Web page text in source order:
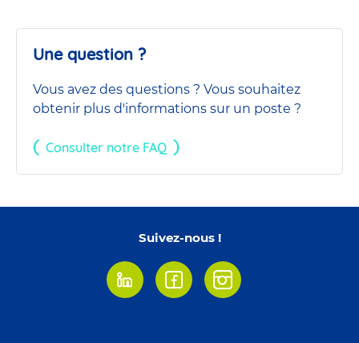
Une question ?
Vous avez des questions ? Vous souhaitez
obtenir plus d'informations sur un poste ?
Consulter notre FAQ
Suivez-nous !
LinkedinFacebookInstagram